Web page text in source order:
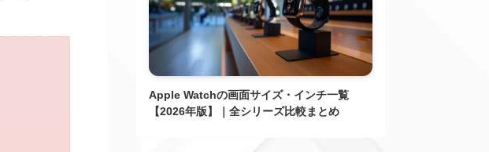
Apple Watchの画面サイズ・インチ一覧
【2026年版】｜全シリーズ比較まとめ